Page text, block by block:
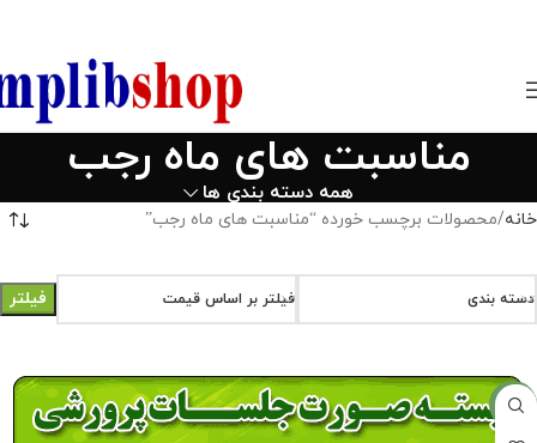
مناسبت های ماه رجب
همه دسته بندی ها
خانه محصولات برچسب خورده “مناسبت های ماه رجب”
دسته بندی فیلتر بر اساس قیمت فیلتر
-14%